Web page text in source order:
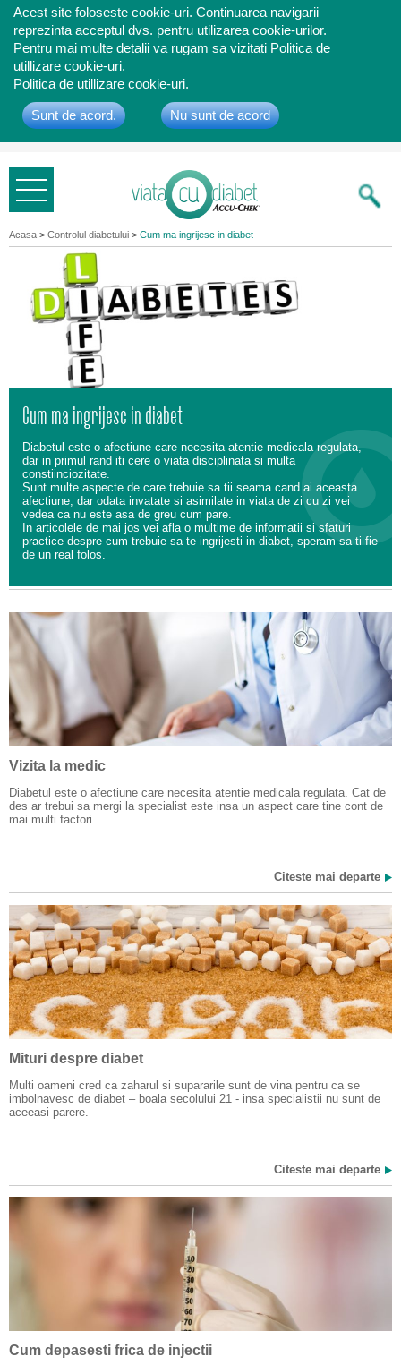
Acest site foloseste cookie-uri. Continuarea navigarii
reprezinta acceptul dvs. pentru utilizarea cookie-urilor.
Pentru mai multe detalii va rugam sa vizitati Politica de
utillizare cookie-uri.
Politica de utillizare cookie-uri.
Sunt de acord. Nu sunt de acord
Bine ati
venit
Acasa > Controlul diabetului > Cum ma ingrijesc in diabet
Cum ma ingrijesc in diabet
Diabetul este o afectiune care necesita atentie medicala regulata,
dar in primul rand iti cere o viata disciplinata si multa
constiinciozitate.
Sunt multe aspecte de care trebuie sa tii seama cand ai aceasta
afectiune, dar odata invatate si asimilate in viata de zi cu zi vei
vedea ca nu este asa de greu cum pare.
In articolele de mai jos vei afla o multime de informatii si sfaturi
practice despre cum trebuie sa te ingrijesti in diabet, speram sa-ti fie
de un real folos.
Vizita la medic
Diabetul este o afectiune care necesita atentie medicala regulata. Cat de
des ar trebui sa mergi la specialist este insa un aspect care tine cont de
mai multi factori.
Citeste mai departe
Mituri despre diabet
Multi oameni cred ca zaharul si supararile sunt de vina pentru ca se
imbolnavesc de diabet – boala secolului 21 - insa specialistii nu sunt de
aceeasi parere.
Citeste mai departe
Cum depasesti frica de injectii